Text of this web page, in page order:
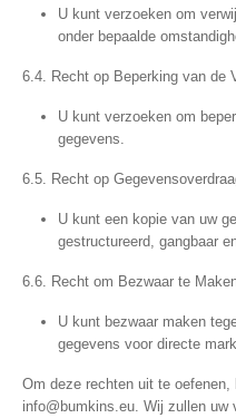
U kunt verzoeken om
onder bepaalde
6.4. Recht op Beperking van de
U kunt verzoeken om
gegevens.
6.5. Recht op
U kunt een kopie van uw
gestructureerd, gangbaar
6.6. Recht om Bezwaar te
U kunt bezwaar maken
gegevens voor directe
Om deze rechten uit te
info@bumkins.eu . Wij zullen